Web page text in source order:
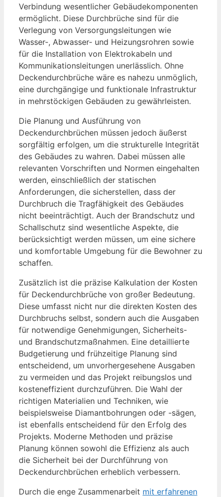
Verbindung wesentlicher Gebäudekomponenten
ermöglicht. Diese Durchbrüche sind für die
Verlegung von Versorgungsleitungen wie
Wasser-, Abwasser- und Heizungsrohren sowie
für die Installation von Elektrokabeln und
Kommunikationsleitungen unerlässlich. Ohne
Deckendurchbrüche wäre es nahezu unmöglich,
eine durchgängige und funktionale Infrastruktur
in mehrstöckigen Gebäuden zu gewährleisten.
Die Planung und Ausführung von
Deckendurchbrüchen müssen jedoch äußerst
sorgfältig erfolgen, um die strukturelle Integrität
des Gebäudes zu wahren. Dabei müssen alle
relevanten Vorschriften und Normen eingehalten
werden, einschließlich der statischen
Anforderungen, die sicherstellen, dass der
Durchbruch die Tragfähigkeit des Gebäudes
nicht beeinträchtigt. Auch der Brandschutz und
Schallschutz sind wesentliche Aspekte, die
berücksichtigt werden müssen, um eine sichere
und komfortable Umgebung für die Bewohner zu
schaffen.
Zusätzlich ist die präzise Kalkulation der Kosten
für Deckendurchbrüche von großer Bedeutung.
Diese umfasst nicht nur die direkten Kosten des
Durchbruchs selbst, sondern auch die Ausgaben
für notwendige Genehmigungen, Sicherheits-
und Brandschutzmaßnahmen. Eine detaillierte
Budgetierung und frühzeitige Planung sind
entscheidend, um unvorhergesehene Ausgaben
zu vermeiden und das Projekt reibungslos und
kosteneffizient durchzuführen. Die Wahl der
richtigen Materialien und Techniken, wie
beispielsweise Diamantbohrungen oder -sägen,
ist ebenfalls entscheidend für den Erfolg des
Projekts. Moderne Methoden und präzise
Planung können sowohl die Effizienz als auch
die Sicherheit bei der Durchführung von
Deckendurchbrüchen erheblich verbessern.
Durch die enge Zusammenarbeit mit erfahrenen